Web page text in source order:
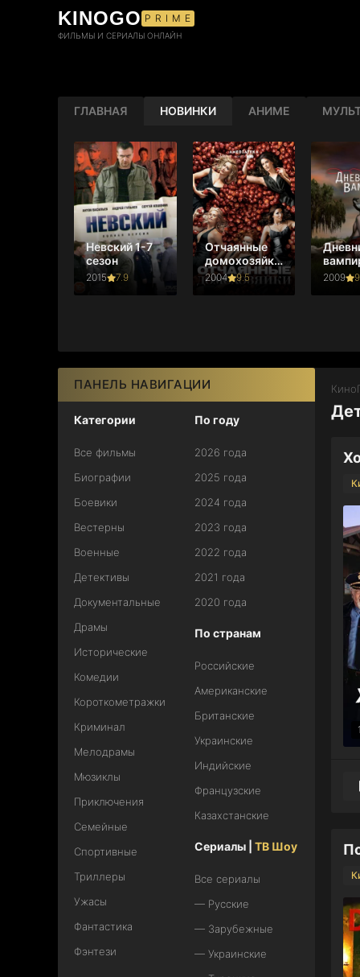
KINOGO PRIME
ФИЛЬМЫ И СЕРИАЛЫ ОНЛАЙН
ГЛАВНАЯ НОВИНКИ АНИМЕ
Невский 1-7
сезон
2015 7.9
Отчаянные
домохозяйки
1-8 сезон
2004 9.5
сезон
2009
ПАНЕЛЬ НАВИГАЦИИ
Категории
Все фильмы
Биографии
Боевики
Вестерны
Военные
Детективы
Документальные
Драмы
Исторические
Комедии
Короткометражки
Криминал
Мелодрамы
Мюзиклы
Приключения
Семейные
Спортивные
Триллеры
Ужасы
Фантастика
Фэнтези
По году
2026 года
2025 года
2024 года
2023 года
2022 года
2021 года
2020 года
По странам
Российские
Американские
Британские
Украинские
Индийские
Французские
Казахстанские
Сериалы | ТВ Шоу
Все сериалы
— Русские
— Зарубежные
— Украинские